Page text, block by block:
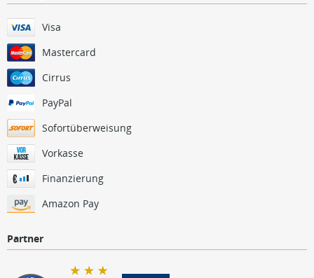
Visa
Mastercard
Cirrus
PayPal
Sofortüberweisung
Vorkasse
Finanzierung
Amazon Pay
Partner